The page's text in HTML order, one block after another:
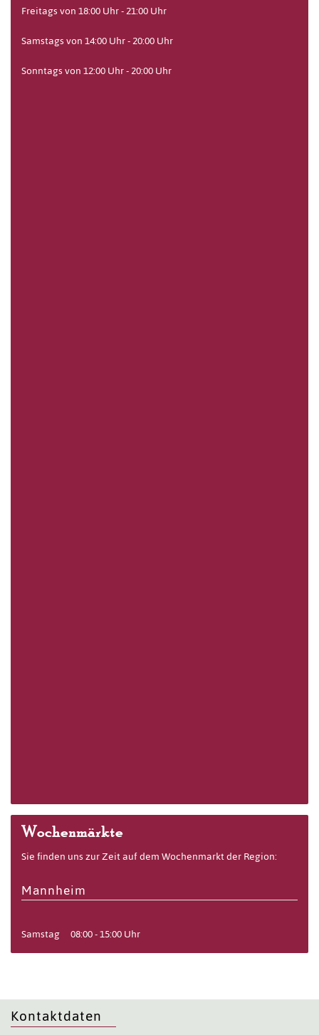
Freitags von 18:00 Uhr - 21:00 Uhr
Samstags von 14:00 Uhr - 20:00 Uhr
Sonntags von 12:00 Uhr - 20:00 Uhr
Wochenmärkte
Sie finden uns zur Zeit auf dem Wochenmarkt der Region:
Mannheim
Samstag 08:00 - 15:00 Uhr
Kontaktdaten